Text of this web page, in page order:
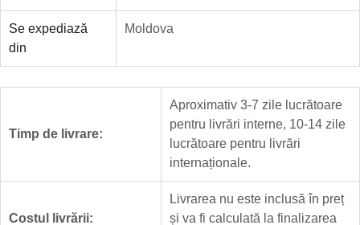
Se expediază
din
Moldova
Timp de livrare:
Aproximativ 3-7 zile lucrătoare
pentru livrări interne, 10-14 zile
lucrătoare pentru livrări
internaționale.
Costul livrării:
Livrarea nu este inclusă în preț
și va fi calculată la finalizarea